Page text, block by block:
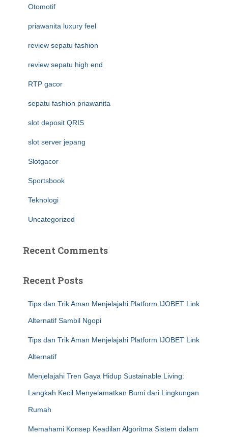
Otomotif
priawanita luxury feel
review sepatu fashion
review sepatu high end
RTP gacor
sepatu fashion priawanita
slot deposit QRIS
slot server jepang
Slotgacor
Sportsbook
Teknologi
Uncategorized
Recent Comments
Recent Posts
Tips dan Trik Aman Menjelajahi Platform IJOBET Link
Alternatif Sambil Ngopi
Tips dan Trik Aman Menjelajahi Platform IJOBET Link
Alternatif
Menjelajahi Tren Gaya Hidup Sustainable Living:
Langkah Kecil Menyelamatkan Bumi dari Lingkungan
Rumah
Memahami Konsep Keadilan Algoritma Sistem dalam